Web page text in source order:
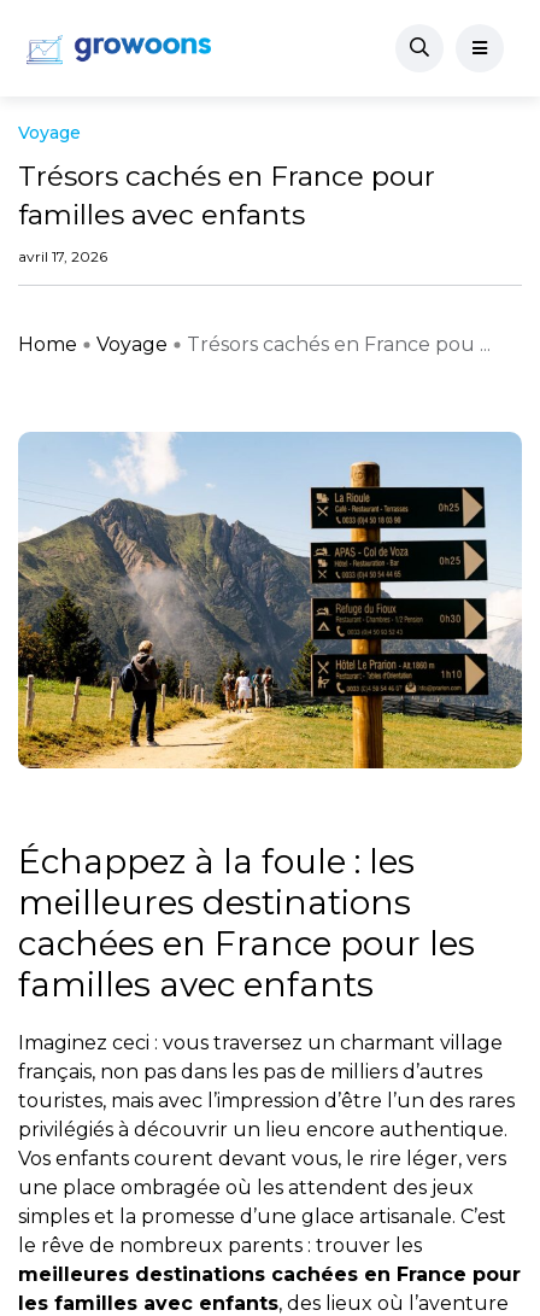
Voyage
Trésors cachés en France pour
familles avec enfants
avril 17, 2026
Home Voyage Trésors cachés en France pou ...
Échappez à la foule : les
meilleures destinations
cachées en France pour les
familles avec enfants
Imaginez ceci : vous traversez un charmant village
français, non pas dans les pas de milliers d’autres
touristes, mais avec l’impression d’être l’un des rares
privilégiés à découvrir un lieu encore authentique.
Vos enfants courent devant vous, le rire léger, vers
une place ombragée où les attendent des jeux
simples et la promesse d’une glace artisanale. C’est
le rêve de nombreux parents : trouver les
meilleures destinations cachées en France pour
les familles avec enfants, des lieux où l’aventure